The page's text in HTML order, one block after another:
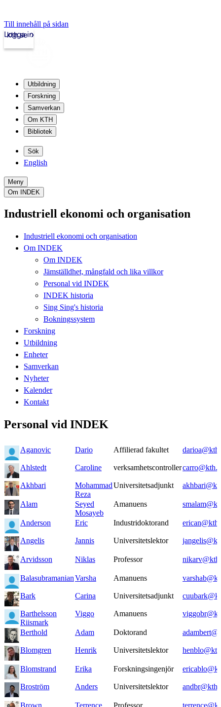
Till innehåll på sidan
kth.se
Logga in
Utbildning
Forskning
Samverkan
Om KTH
Bibliotek
Sök
English
Meny
Om INDEK
Industriell ekonomi och organisation
Industriell ekonomi och organisation
Om INDEK
Om INDEK
Jämställdhet, mångfald och lika villkor
Personal vid INDEK
INDEK historia
Sing Sing's historia
Bokningssystem
Forskning
Utbildning
Enheter
Samverkan
Nyheter
Kalender
Kontakt
Personal vid INDEK
Aganovic Dario Affilierad fakultet
Ahlstedt Caroline verksamhetscontroller
Akhbari
Mohammad
Reza
Universitetsadjunkt
Alam
Seyed
Mosayeb
Amanuens
Anderson Eric Industridoktorand
Angelis Jannis Universitetslektor
Arvidsson Niklas Professor
BalasubramanianVarsha Amanuens
Bark Carina Universitetsadjunkt
Barthelsson
Riismark
Viggo Amanuens
Berthold Adam Doktorand
Blomgren Henrik Universitetslektor
Blomstrand Erika Forskningsingenjör
Broström Anders Universitetslektor
Brown Terrence Professor